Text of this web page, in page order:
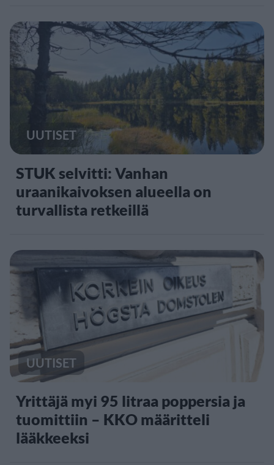
UUTISET
STUK selvitti: Vanhan
uraanikaivoksen alueella on
turvallista retkeillä
UUTISET
Yrittäjä myi 95 litraa poppersia ja
tuomittiin – KKO määritteli
lääkkeeksi